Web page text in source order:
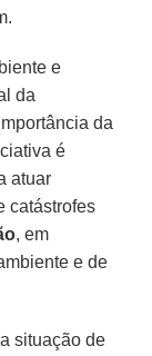
e
da
da
é
atuar
catástrofes
, em
e de
situação de